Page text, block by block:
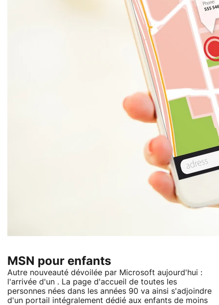
MSN pour enfants
Autre nouveauté dévoilée par Microsoft aujourd'hui :
l'arrivée d'un . La page d'accueil de toutes les
personnes nées dans les années 90 va ainsi s'adjoindre
d'un portail intégralement dédié aux enfants de moins